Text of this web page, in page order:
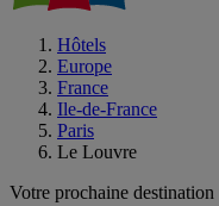
Hôtels
Europe
France
Ile-de-France
Paris
Le Louvre
Votre prochaine destination